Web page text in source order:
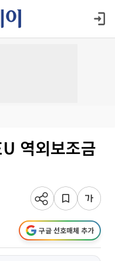
역외보조금
구글 선호매체 추가